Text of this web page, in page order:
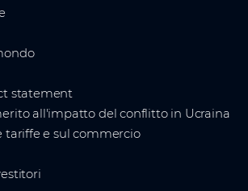
statement
all'impatto del conflitto in Ucraina
tariffe e sul commercio